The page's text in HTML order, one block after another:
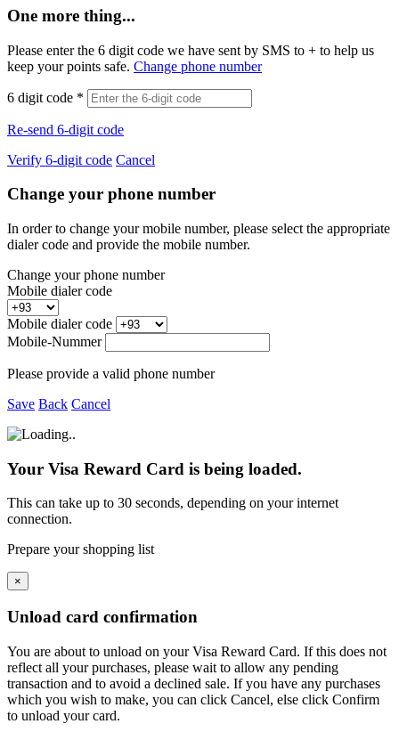
One more thing...
Please enter the 6 digit code we have sent by SMS to + to help us
keep your points safe. Change phone number
6 digit code *
Re-send 6-digit code
Verify 6-digit code Cancel
Change your phone number
In order to change your mobile number, please select the appropriate
dialer code and provide the mobile number.
Change your phone number
Mobile dialer code
Mobile dialer code
Mobile-Nummer
Please provide a valid phone number
Save Back Cancel
Your Visa Reward Card is being loaded.
This can take up to 30 seconds, depending on your internet
connection.
Prepare your shopping list
×
Unload card confirmation
You are about to unload on yourVisa Reward Card. If this does not
reflect all your purchases, please wait to allow any pending
transaction and to avoid a declined sale. If you have any purchases
which you wish to make, you can click Cancel, else click Confirm
to unload your card.